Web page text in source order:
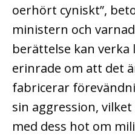
oerhört cyniskt”,
ministern och
berättelse kan verka
erinrade om att det
fabricerar
sin aggression,
med dess hot om